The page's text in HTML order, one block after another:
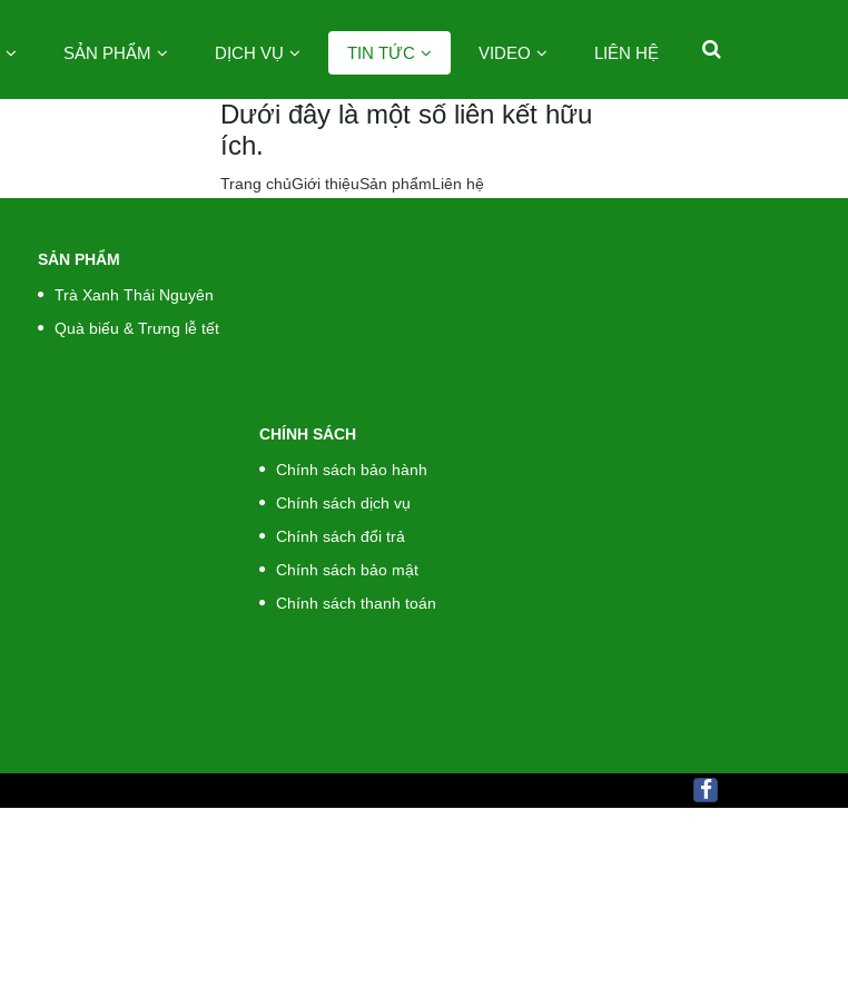
SẢN PHẨM DỊCH VỤ TIN TỨC VIDEO LIÊN HỆ
Dưới đây là một số liên kết hữu
ích.
Trang chủGiới thiệuSản phẩmLiên hệ
SẢN PHẨM
Trà Xanh Thái Nguyên
Quà biếu & Trưng lễ tết
CHÍNH SÁCH
Chính sách bảo hành
Chính sách dịch vụ
Chính sách đổi trả
Chính sách bảo mật
Chính sách thanh toán